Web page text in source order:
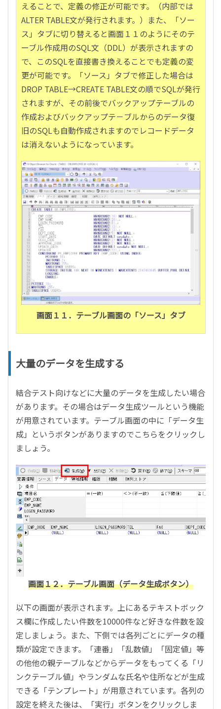
えることで、定義の修正が可能です。（内部では
ALTER TABLE文が発行されます。）また、「ソー
ス」タブに切り替えると画面１１のようにそのテ
ーブル作成用のSQL文（DDL）が表示されますの
で、このSQLを直接書き換えることでも定義の変
更が可能です。「ソース」タブで修正した場合は
DROP TABLE→CREATE TABLE文の順でSQLが発行
されますが、その前後でバックアップテーブルの
作成およびバックアップテ－ブルからのデータ復
旧のSQLも自動作成されますのでレコードデータ
は消えないようになっています。
画面１１．テーブル画面の「ソース」タブ
大量のデータを生成する
結合テスト向けなどに大量のデータを生成したい場合
があります。その場合はデータ生成ツールという機能
が用意されています。テーブル画面の中に「データ生
成」というボタンがありますのでこちらをクリックし
ましょう。
画面１２．テーブル画面（データ生成ボタン）
以下の画面が表示されます。上にあるテキストボック
ス欄に作成したい件数を10000件など好きな件数を設
定しましょう。また、下側では各列ごとにデータの種
類が設定できます。「連番」「乱数値」「固定値」等
の他他の親テーブルなどからデータをもってくる「リ
ンクテーブル値」やランダムな氏名や住所などが生成
できる「テンプレート」が用意されています。各列の
設定を終えた後は、「実行」ボタンをクリックしま